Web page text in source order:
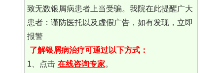
致无数银屑病患者上当受骗。我院在此提醒广大
患者：谨防医托以及虚假广告，如有发现，立即
报警
了解银屑病治疗可通过以下方式：
1、点击 在线咨询专家。